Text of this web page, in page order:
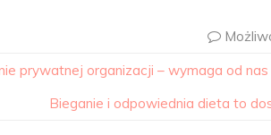
prywatnej organizacji – wymaga od
Bieganie i odpowiednia dieta to